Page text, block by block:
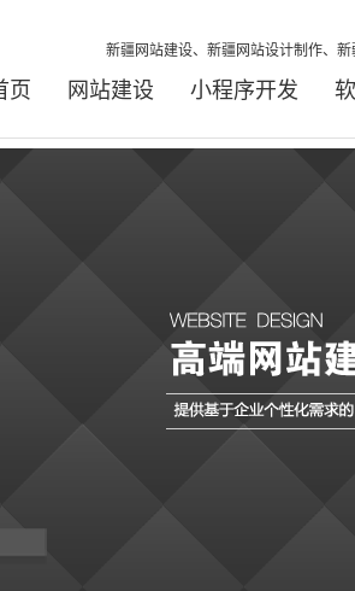
新疆网站建设、新疆网站设计制作、
页 网站建设 小程序开发